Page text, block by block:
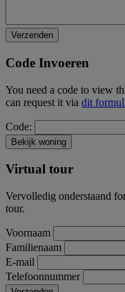
Code Invoeren
You need a code to view
can request it via dit
Code:
Virtual tour
Vervolledig onderstaand
tour.
Voornaam
Familienaam
E-mail
Telefoonnummer